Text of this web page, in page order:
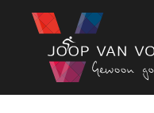
Ga naar de inhoud